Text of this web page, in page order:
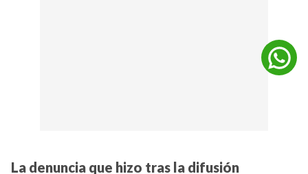
La denuncia que hizo tras la difusión